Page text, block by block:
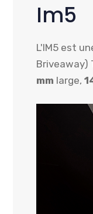
Im5
L'IM5 est
Briveaway)
mm large,